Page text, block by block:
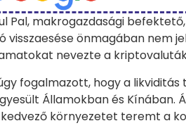
Pal, makrogazdasági
visszaesése önmagában nem
nevezte a
fogalmazott, hogy a
Államokban és Kínában.
környezetet teremt a